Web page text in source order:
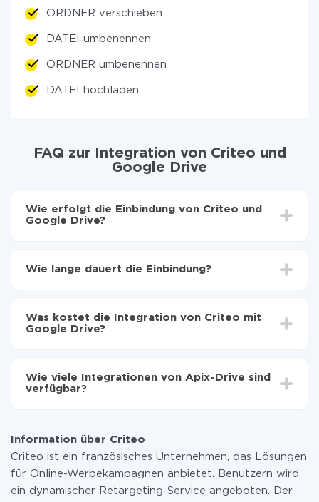
ORDNER verschieben
DATEI umbenennen
ORDNER umbenennen
DATEI hochladen
FAQ zur Integration von Criteo und
Google Drive
Wie erfolgt die Einbindung von Criteo und
Google Drive?
zu übertragen
Google Drive übertragen
Wie lange dauert die Einbindung?
Im Durchschnitt dauert es 10-15 Minuten.
Was kostet die Integration von Criteo mit
Google Drive?
zahlen nur für die Datenmenge, die über unseren
Service von einem System auf ein anderes übertragen
Weitere Informationen zu
Wie viele Integrationen von Apix-Drive sind
verfügbar?
Information über Criteo
Criteo ist ein französisches Unternehmen, das Lösungen
für Online-Werbekampagnen anbietet. Benutzern wird
ein dynamischer Retargeting-Service angeboten. Der